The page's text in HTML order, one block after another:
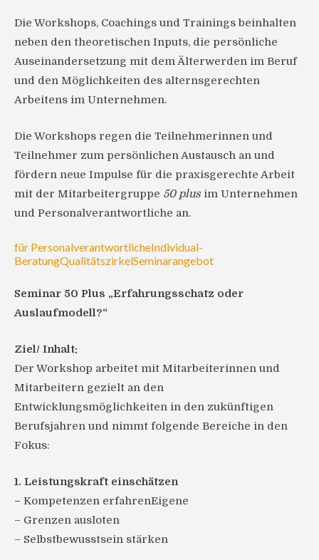
Die Workshops, Coachings und Trainings beinhalten
neben den theoretischen Inputs, die persönliche
Auseinandersetzung mit dem Älterwerden im Beruf
und den Möglichkeiten des alternsgerechten
Arbeitens im Unternehmen.
Die Workshops regen die Teilnehmerinnen und
Teilnehmer zum persönlichen Austausch an und
fördern neue Impulse für die praxisgerechte Arbeit
mit der Mitarbeitergruppe 50 plus im Unternehmen
und Personalverantwortliche an.
für PersonalverantwortlicheIndividual-
BeratungQualitätszirkelSeminarangebot
Seminar 50 Plus „Erfahrungsschatz oder
Auslaufmodell?“
Ziel/ Inhalt:
Der Workshop arbeitet mit Mitarbeiterinnen und
Mitarbeitern gezielt an den
Entwicklungsmöglichkeiten in den zukünftigen
Berufsjahren und nimmt folgende Bereiche in den
Fokus:
1. Leistungskraft einschätzen
– Kompetenzen erfahrenEigene
– Grenzen ausloten
– Selbstbewusstsein stärken